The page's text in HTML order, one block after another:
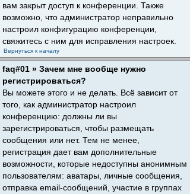
вам закрыт доступ к конференции. Также
возможно, что администратор неправильно
настроил конфигурацию конференции,
свяжитесь с ним для исправления настроек.
Вернуться к началу
faq#01 » Зачем мне вообще нужно
регистрироваться?
Вы можете этого и не делать. Всё зависит от
того, как администратор настроил
конференцию: должны ли вы
зарегистрироваться, чтобы размещать
сообщения или нет. Тем не менее,
регистрация дает вам дополнительные
возможности, которые недоступны анонимным
пользователям: аватары, личные сообщения,
отправка email-сообщений, участие в группах